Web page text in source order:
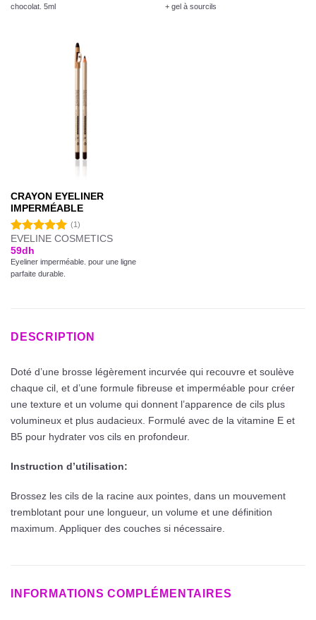
chocolat. 5ml
+ gel à sourcils
CRAYON EYELINER
IMPERMÉABLE
Note5.00
sur 5
(1)
EVELINE COSMETICS
59dh
Eyeliner imperméable. pour une ligne
parfaite durable.
DESCRIPTION
Doté d’une brosse légèrement incurvée qui recouvre et soulève
chaque cil, et d’une formule fibreuse et imperméable pour créer
une texture et un volume qui donnent l’apparence de cils plus
volumineux et plus audacieux. Formulé avec de la vitamine E et
B5 pour hydrater vos cils en profondeur.
Instruction d’utilisation:
Brossez les cils de la racine aux pointes, dans un mouvement
tremblotant pour une longueur, un volume et une définition
maximum. Appliquer des couches si nécessaire.
INFORMATIONS COMPLÉMENTAIRES